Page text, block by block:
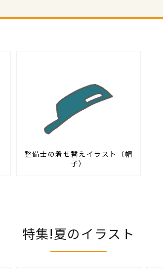
整備士の着せ替えイラスト（帽
子）
特集!夏のイラスト